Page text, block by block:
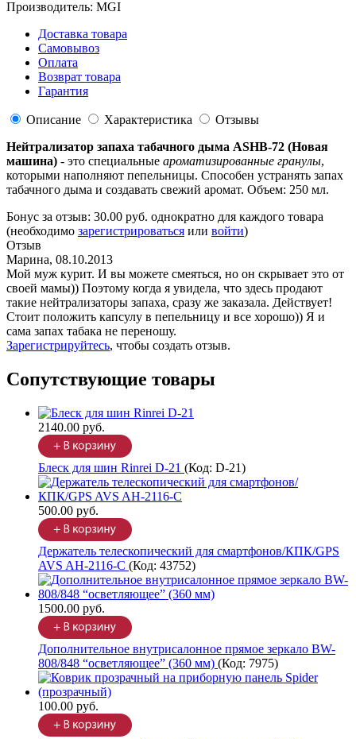
Производитель: MGI
Доставка товара
Самовывоз
Оплата
Возврат товара
Гарантия
Описание Характеристика
Отзывы
Нейтрализатор запаха табачного дыма ASHB-72 (Новая
машина) - это специальные ароматизированные гранулы,
которыми наполняют пепельницы. Способен устранять запах
табачного дыма и создавать свежий аромат. Объем: 250 мл.
Бонус за отзыв: 30.00 руб. однократно для каждого товара
(необходимо зарегистрироваться или войти)
Отзыв
Марина, 08.10.2013
Мой муж курит. И вы можете смеяться, но он скрывает это от
своей мамы)) Поэтому когда я увидела, что здесь продают
такие нейтрализаторы запаха, сразу же заказала. Действует!
Стоит положить капсулу в пепельницу и все хорошо)) Я и
сама запах табака не переношу.
Зарегистрируйтесь, чтобы создать отзыв.
Сопутствующие товары
2140.00 руб.
Блеск для шин Rinrei D-21 (Код: D-21)
500.00 руб.
Держатель телескопический для смартфонов/КПК/GPS
AVS AH-2116-C (Код: 43752)
1500.00 руб.
Дополнительное внутрисалонное прямое зеркало BW-
808/848 “осветляющее” (360 мм) (Код: 7975)
100.00 руб.